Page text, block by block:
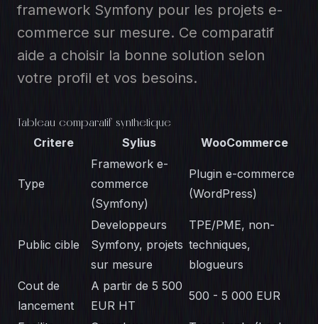
framework Symfony pour les projets e-
commerce sur mesure. Ce comparatif
aide a choisir la bonne solution selon
votre profil et vos besoins.
Tableau comparatif synthetique
Critere
Sylius WooCommerce
Type
Framework e-
commerce
(Symfony)
Plugin e-commerce
(WordPress)
Public cible
Developpeurs
Symfony, projets
sur mesure
TPE/PME, non-
techniques,
blogueurs
Cout de
lancement
A partir de 5 500
EUR HT
500 - 5 000 EUR